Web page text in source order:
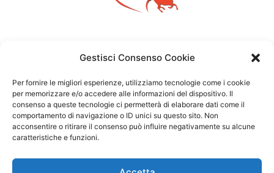
Gestisci Consenso Cookie
Per fornire le migliori esperienze, utilizziamo tecnologie come i cookie
per memorizzare e/o accedere alle informazioni del dispositivo. Il
consenso a queste tecnologie ci permetterà di elaborare dati come il
comportamento di navigazione o ID unici su questo sito. Non
acconsentire o ritirare il consenso può influire negativamente su alcune
caratteristiche e funzioni.